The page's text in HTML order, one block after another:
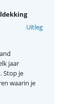
Uitleg
jaar
Stop je
waarin je